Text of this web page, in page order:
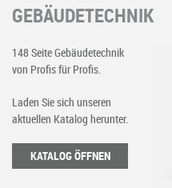
GEBÄUDETECHNIK
148 Seite Gebäudetechnik
von Profis für Profis.
Laden Sie sich unseren
aktuellen Katalog herunter.
KATALOG ÖFFNEN